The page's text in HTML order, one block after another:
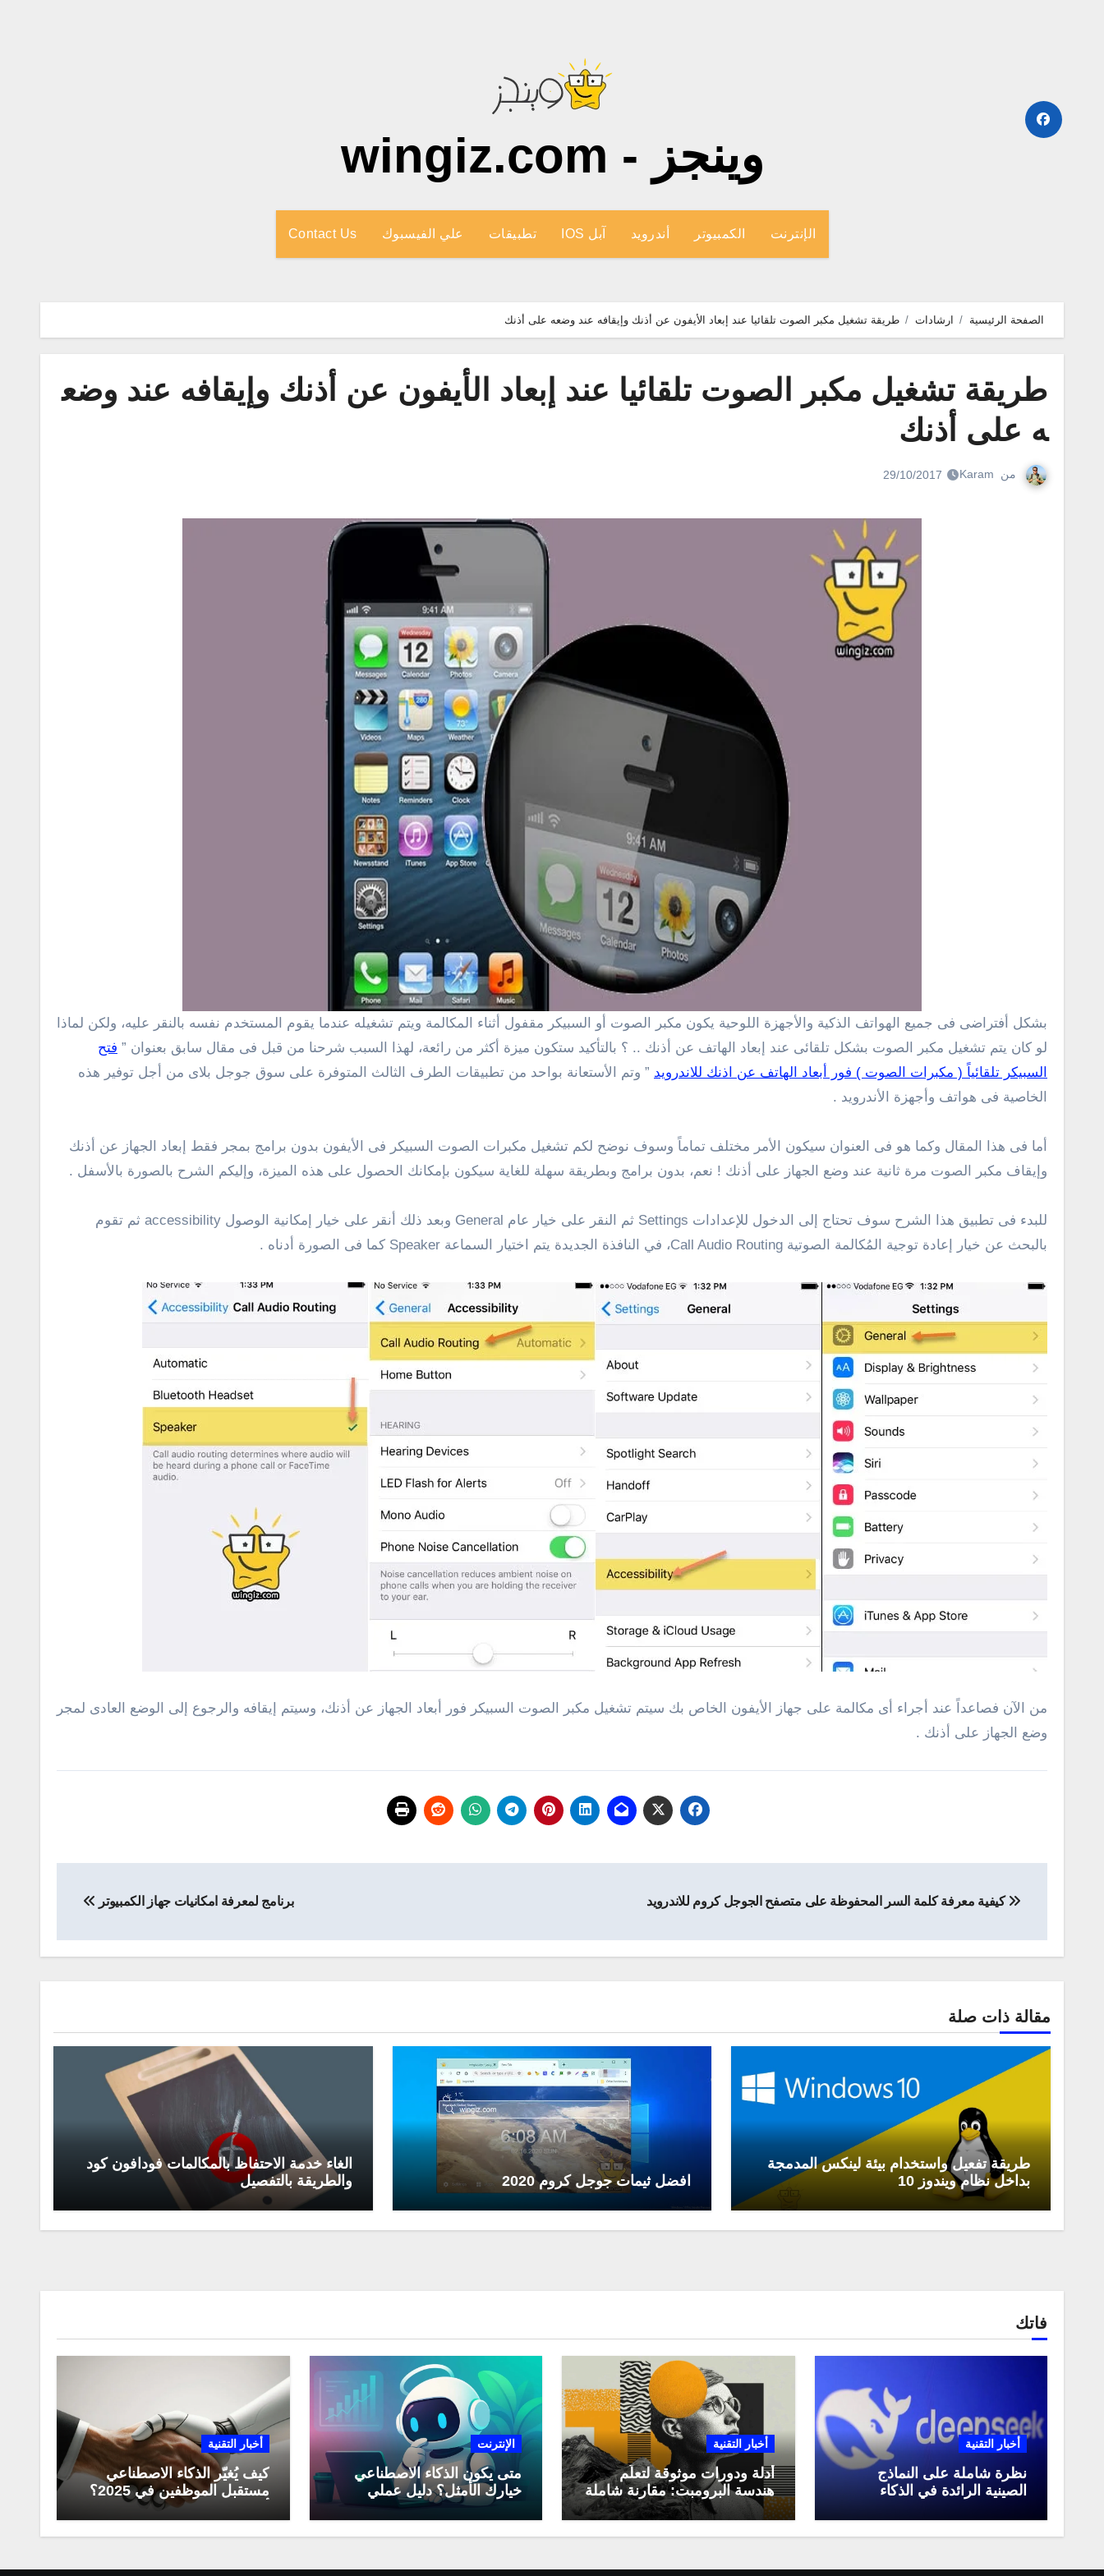
وينجز - wingiz.com
الإنترنت الكمبيوتر أندرويد آبل IOS تطبيقات علي الفيسبوك Contact Us
الصفحة الرئيسية ارشادات طريقة تشغيل مكبر الصوت تلقائيا عند إبعاد الأيفون عن أذنك وإيقافه عند وضعه على أذنك
طريقة تشغيل مكبر الصوت تلقائيا عند إبعاد الأيفون عن أذنك وإيقافه عند وضع
ه على أذنك
من Karam
29/10/2017
بشكل أفتراضى فى جميع الهواتف الذكية والأجهزة اللوحية يكون مكبر الصوت أو السبيكر مقفول أثناء المكالمة ويتم تشغيله عندما يقوم المستخدم نفسه بالنقر عليه، ولكن لماذا
لو كان يتم تشغيل مكبر الصوت بشكل تلقائى عند إبعاد الهاتف عن أذنك .. ؟ بالتأكيد ستكون ميزة أكثر من رائعة، لهذا السبب شرحنا من قبل فى مقال سابق بعنوان ” فتح
السبيكر تلقائياً ( مكبرات الصوت ) فور أبعاد الهاتف عن اذنك للاندرويد ” وتم الأستعانة بواحد من تطبيقات الطرف الثالث المتوفرة على سوق جوجل بلاى من أجل توفير هذه
الخاصية فى هواتف وأجهزة الأندرويد .
أما فى هذا المقال وكما هو فى العنوان سيكون الأمر مختلف تماماً وسوف نوضح لكم تشغيل مكبرات الصوت السبيكر فى الأيفون بدون برامج بمجر فقط إبعاد الجهاز عن أذنك
وإيقاف مكبر الصوت مرة ثانية عند وضع الجهاز على أذنك ! نعم، بدون برامج وبطريقة سهلة للغاية سيكون بإمكانك الحصول على هذه الميزة، وإليكم الشرح بالصورة بالأسفل .
للبدء فى تطبيق هذا الشرح سوف تحتاج إلى الدخول للإعدادات Settings ثم النقر على خيار عام General وبعد ذلك أنقر على خيار إمكانية الوصول accessibility ثم تقوم
بالبحث عن خيار إعادة توجية المُكالمة الصوتية Call Audio Routing، في النافذة الجديدة يتم اختيار السماعة Speaker كما فى الصورة أدناه .
من الآن فصاعداً عند أجراء أى مكالمة على جهاز الأيفون الخاص بك سيتم تشغيل مكبر الصوت السبيكر فور أبعاد الجهاز عن أذنك، وسيتم إيقافه والرجوع إلى الوضع العادى لمجر
وضع الجهاز على أذنك .
المقالات
كيفية معرفة كلمة السر المحفوظة على متصفح الجوجل كروم للاندرويد برنامج لمعرفة امكانيات جهاز الكمبيوتر
مقالة ذات صلة
طريقة تفعيل واستخدام بيئة لينكس المدمجة
بداخل نظام ويندوز 10
افضل ثيمات جوجل كروم 2020
الغاء خدمة الاحتفاظ بالمكالمات فودافون كود
والطريقة بالتفصيل
فاتك
أخبار التقنية
نظرة شاملة على النماذج
الصينية الرائدة في الذكاء
وكيف تستفيد منها في عام
2025
أخبار التقنية
أدلة ودورات موثوقة لتعلّم
هندسة البرومبت: مقارنة شاملة
لعام 2025
الإنترنت
متى يكون الذكاء الاصطناعي
خيارك الأمثل؟ دليل عملي
لاستخدامه في العمل اليومي
أخبار التقنية
كيف يُغيّر الذكاء الاصطناعي
مستقبل الموظفين في 2025؟
أبرز التحولات المهنية